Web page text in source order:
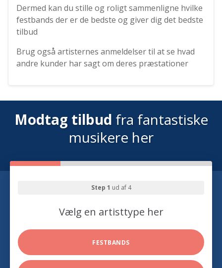
Dermed kan du stille og roligt sammenligne hvilke
festbands der er de bedste og giver dig det bedste
tilbud
Brug også artisternes anmeldelser til at se hvad
andre kunder har sagt om deres præstationer
Modtag tilbud fra fantastiske
musikere her
Step 1 ud af 4
Vælg en artisttype her
FESTBANDS